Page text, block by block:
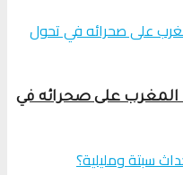
المغرب على صحرائه في